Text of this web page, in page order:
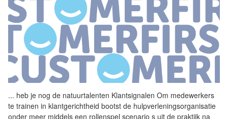
... heb je nog de natuurtalenten Klantsignalen Om medewerkers
te trainen in klantgerichtheid bootst de hulpverleningsorganisatie
onder meer middels een rollenspel scenario s uit de praktijk na